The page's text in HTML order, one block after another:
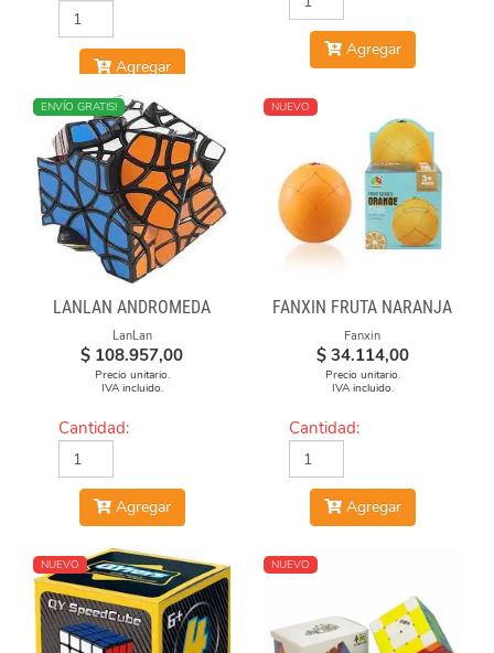
Agregar
Agregar
NUEVO
ENVÍO GRATIS!
LANLAN ANDROMEDA
LanLan
$ 108.957,00
Precio unitario.
IVA incluido.
Cantidad:
Agregar
NUEVO
FANXIN FRUTA NARANJA
Fanxin
$ 34.114,00
Precio unitario.
IVA incluido.
Cantidad:
Agregar
NUEVO NUEVO